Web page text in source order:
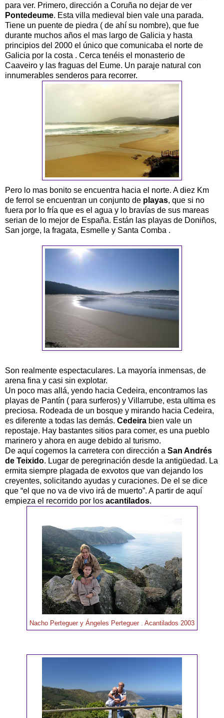
para ver. Primero, dirección a Coruña no dejar de ver
Pontedeume. Esta villa medieval bien vale una parada.
Tiene un puente de piedra ( de ahí su nombre), que fue
durante muchos años el mas largo de Galicia y hasta
principios del 2000 el único que comunicaba el norte de
Galicia por la costa . Cerca tenéis el monasterio de
Caaveiro y las fraguas del Eume. Un paraje natural con
innumerables senderos para recorrer.
Pero lo mas bonito se encuentra hacia el norte. A diez Km
de ferrol se encuentran un conjunto de playas, que si no
fuera por lo fría que es el agua y lo bravías de sus mareas
serian de lo mejor de España. Están las playas de Doniños,
San jorge, la fragata, Esmelle y Santa Comba .
Son realmente espectaculares. La mayoría inmensas, de
arena fina y casi sin explotar.
Un poco mas allá, yendo hacia Cedeira, encontramos las
playas de Pantín ( para surferos) y Villarrube, esta ultima es
preciosa. Rodeada de un bosque y mirando hacia Cedeira,
es diferente a todas las demás. Cedeira bien vale un
repostaje. Hay bastantes sitios para comer, es una pueblo
marinero y ahora en auge debido al turismo.
De aquí cogemos la carretera con dirección a San Andrés
de Teixido. Lugar de peregrinación desde la antigüedad. La
ermita siempre plagada de exvotos que van dejando los
creyentes, solicitando ayudas y curaciones. De el se dice
que “el que no va de vivo irá de muerto”. A partir de aquí
empieza el recorrido por los acantilados.
Nacho Perteguer y Ángeles Perteguer . Acantilados 2003